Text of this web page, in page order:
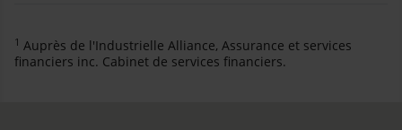
1 Auprès de l'Industrielle Alliance, Assurance et services
financiers inc. Cabinet de services financiers.